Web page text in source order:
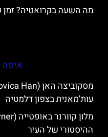
מה השעה בקרואטיה? זמן
איפה
עות’מאנית בצפון דלמטיה
ההיסטורי של העיר